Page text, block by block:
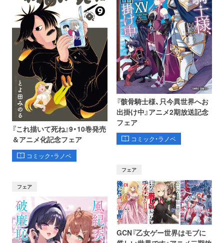
『これ描いて死ね』9・10巻発売
＆アニメ化記念フェア
コミック・ラノベ
『骸骨騎士様、只今異世界へお
出掛け中』アニメ2期放送記念
フェア
コミック・ラノベ
フェア
フェア
GCN『乙女ゲー世界はモブに